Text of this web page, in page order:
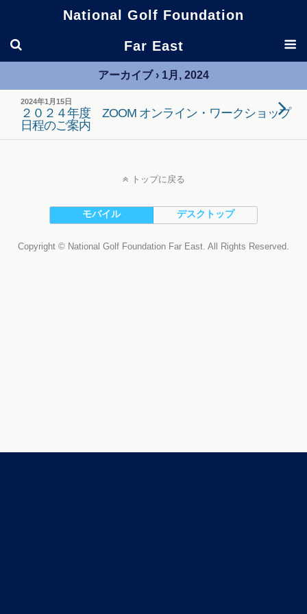
National Golf Foundation
Far East
アーカイブ › 1月, 2024
2024年1月15日
２０２４年度 ZOOM オンライン・ワークショップ
日程のご案内
トップに戻る
モバイル デスクトップ
Copyright © National Golf Foundation Far East. All Rights Reserved.